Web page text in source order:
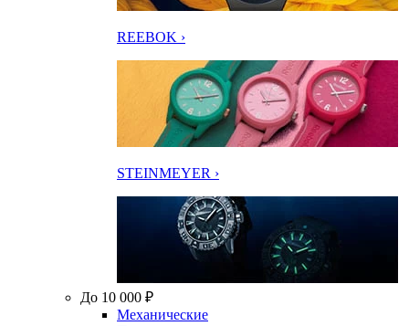
REEBOK ›
STEINMEYER ›
До 10 000 ₽
Механические